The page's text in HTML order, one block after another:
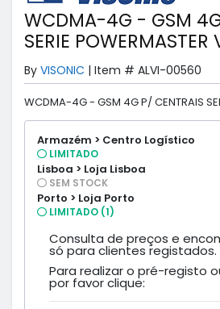
WCDMA-4G - GSM
SERIE POWERMASTER
By VISONIC | Item # ALVI-00560
WCDMA-4G - GSM 4G P/ CENTRAIS
Armazém > Centro Logístico
LIMITADO
Lisboa > Loja Lisboa
SEM STOCK
Porto > Loja Porto
LIMITADO (1)
Consulta de preços e
só para clientes registados.
Para realizar o pré-registo
por favor clique: